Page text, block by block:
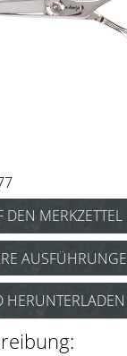
HERUNTERLADEN